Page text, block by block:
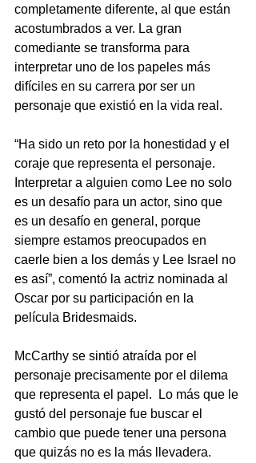
completamente diferente, al que están
acostumbrados a ver. La gran
comediante se transforma para
interpretar uno de los papeles más
difíciles en su carrera por ser un
personaje que existió en la vida real.
“Ha sido un reto por la honestidad y el
coraje que representa el personaje.
Interpretar a alguien como Lee no solo
es un desafío para un actor, sino que
es un desafío en general, porque
siempre estamos preocupados en
caerle bien a los demás y Lee Israel no
es así”, comentó la actriz nominada al
Oscar por su participación en la
película Bridesmaids.
McCarthy se sintió atraída por el
personaje precisamente por el dilema
que representa el papel.  Lo más que le
gustó del personaje fue buscar el
cambio que puede tener una persona
que quizás no es la más llevadera.